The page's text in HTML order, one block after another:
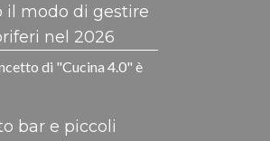
il modo di gestire
nel 2026
di "Cucina 4.0" è
bar e piccoli